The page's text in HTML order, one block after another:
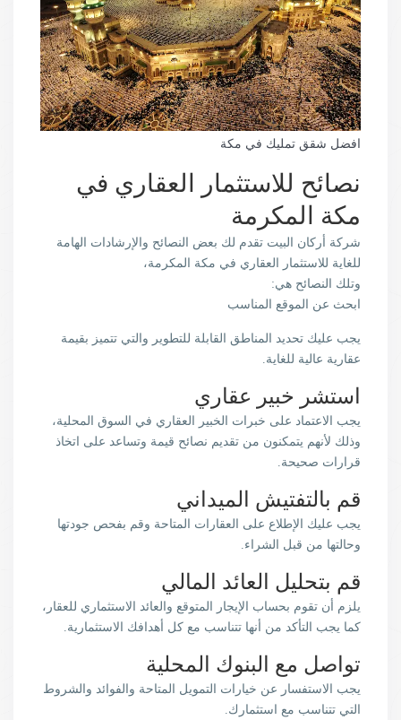
افضل شقق تمليك في مكة
نصائح للاستثمار العقاري في
مكة المكرمة
شركة أركان البيت تقدم لك بعض النصائح والإرشادات الهامة
للغاية للاستثمار العقاري في مكة المكرمة،
وتلك النصائح هي:
ابحث عن الموقع المناسب
يجب عليك تحديد المناطق القابلة للتطوير والتي تتميز بقيمة
عقارية عالية للغاية.
استشر خبير عقاري
يجب الاعتماد على خبرات الخبير العقاري في السوق المحلية،
وذلك لأنهم يتمكنون من تقديم نصائح قيمة وتساعد على اتخاذ
قرارات صحيحة.
قم بالتفتيش الميداني
يجب عليك الإطلاع على العقارات المتاحة وقم بفحص جودتها
وحالتها من قبل الشراء.
قم بتحليل العائد المالي
يلزم أن تقوم بحساب الإيجار المتوقع والعائد الاستثماري للعقار،
كما يجب التأكد من أنها تتناسب مع كل أهدافك الاستثمارية.
تواصل مع البنوك المحلية
يجب الاستفسار عن خيارات التمويل المتاحة والفوائد والشروط
التي تتناسب مع استثمارك.